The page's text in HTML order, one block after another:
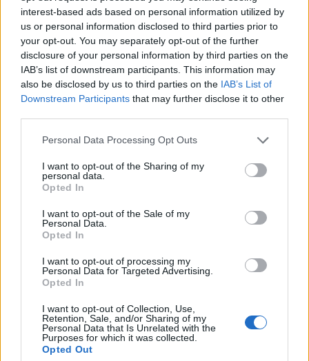
interest-based ads based on personal information utilized by
us or personal information disclosed to third parties prior to
your opt-out. You may separately opt-out of the further
disclosure of your personal information by third parties on the
IAB’s list of downstream participants. This information may
also be disclosed by us to third parties on the IAB’s List of
Downstream Participants that may further disclose it to other
Please note that this website/app uses one or more Google
not limited to your visit or usage behaviour. You may click to
grant or deny consent to Google and its third-party tags to
use your data for below specified purposes in below Google
consent section.
Personal Data Processing Opt Outs
I want to opt-out of the Sharing of my
personal data.
Opted In
I want to opt-out of the Sale of my
Personal Data.
Opted In
I want to opt-out of processing my
Personal Data for Targeted Advertising.
Opted In
I want to opt-out of Collection, Use,
Retention, Sale, and/or Sharing of my
Personal Data that Is Unrelated with the
Purposes for which it was collected.
Opted Out
Πρόσθεσέ το στηνGoogle
ΠΟΛΙΤΙΣΜΟΣ